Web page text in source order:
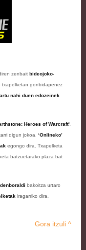
zenbait bideojoko-
txapelketan gonbidapenez
nahi duen edozeinek
Heroes of Warcraft',
digun jokoa. ‘Onlineko’
egongo dira. Txapelketa
batzuetarako plaza bat
denboraldi bakoitza urtaro
iragarriko dira.
Gora itzuli ^